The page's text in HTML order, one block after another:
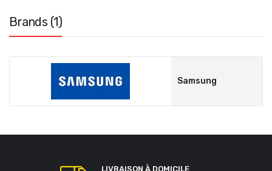
Brands (1)
Samsung
LIVRAISON À DOMICILE